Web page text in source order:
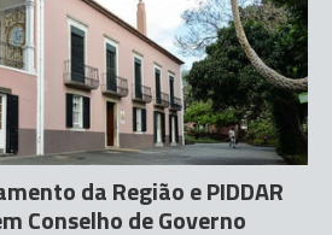
da Região e PIDDAR
Conselho de Governo